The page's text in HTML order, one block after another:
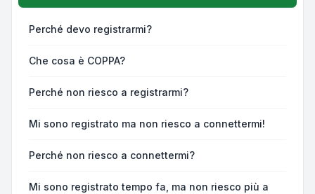
Perché devo registrarmi?
Che cosa è COPPA?
Perché non riesco a registrarmi?
Mi sono registrato ma non riesco a connettermi!
Perché non riesco a connettermi?
Mi sono registrato tempo fa, ma non riesco più a